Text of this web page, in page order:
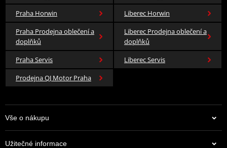
Praha Horwin
Liberec Horwin
Praha Prodejna oblečení a
doplňků
Liberec Prodejna oblečení a
doplňků
Praha Servis
Liberec Servis
Prodejna QJ Motor Praha
Vše o nákupu
Užitečné informace